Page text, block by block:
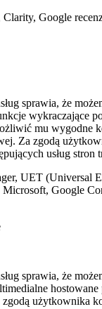
Google
sprawia, że
wykraczające
mu wygodne
Za zgodą
usług stron
UET (Universal
Google
sprawia, że
użytkownika